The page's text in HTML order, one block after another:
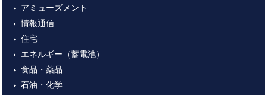
アミューズメント
情報通信
住宅
エネルギー（蓄電池）
食品・薬品
石油・化学